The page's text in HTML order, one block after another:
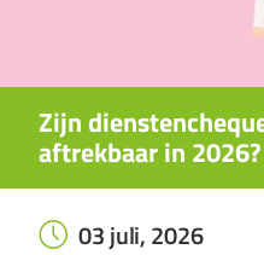
Zijn
aftrekbaar in 2026?
03 juli, 2026